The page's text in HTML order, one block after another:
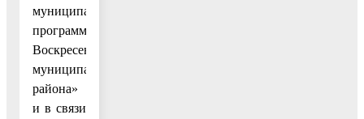
муниципальных
программ
Воскресенского
муниципального
района»
и в связи